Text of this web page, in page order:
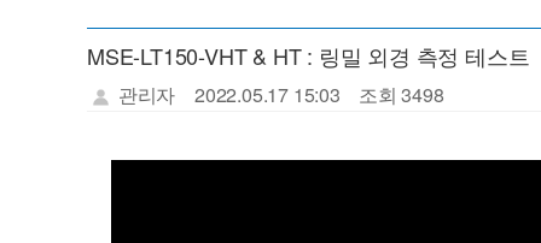
MSE-LT150-VHT & HT : 링밀 외경 측정 테스트
관리자 2022.05.17 15:03 조회 3498